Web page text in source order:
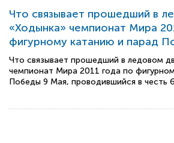
Что связывает прошедший в
«Ходынка» чемпионат Мира
фигурному катанию и парад
Что связывает прошедший в ледовом
чемпионат Мира 2011 года по
Победы 9 Мая, проводившийся в честь